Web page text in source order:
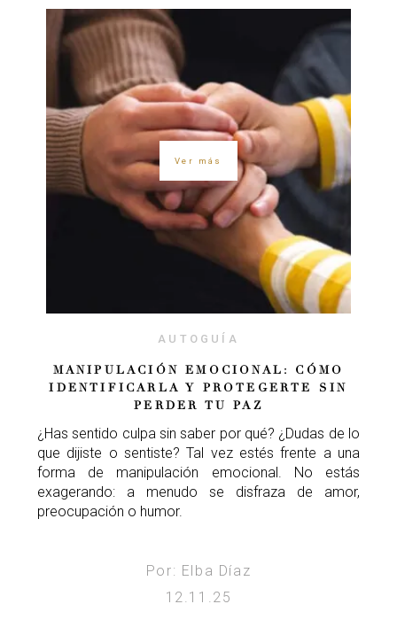
Ver más
AUTOGUÍA
MANIPULACIÓN EMOCIONAL: CÓMO
IDENTIFICARLA Y PROTEGERTE SIN
PERDER TU PAZ
¿Has sentido culpa sin saber por qué? ¿Dudas de lo
que dijiste o sentiste? Tal vez estés frente a una
forma de manipulación emocional. No estás
exagerando: a menudo se disfraza de amor,
preocupación o humor.
Por: Elba Díaz
12.11.25